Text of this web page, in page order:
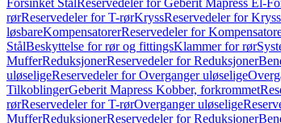
Forsinket StålReservedeler for Geberit Mapress El-
rørReservedeler for T-rørKryssReservedeler for Kryss
løsbareKompensatorerReservedeler for
StålBeskyttelse for rør og fittingsKlammer for rør
MufferReduksjonerReservedeler for Reduksjoner
uløseligeReservedeler for Overganger uløselige
TilkoblingerGeberit Mapress Kobber, forkrommet
rørReservedeler for T-rørOverganger uløselige
MufferReduksjonerReservedeler for Reduksjoner